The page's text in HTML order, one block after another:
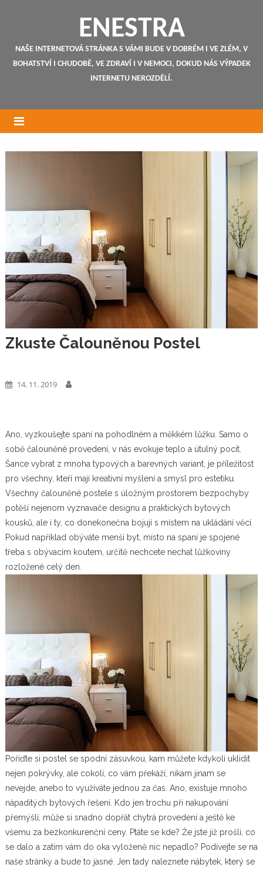
ENESTRA
NAŠE INTERNETOVÁ STRÁNKA S VÁMI BUDE V DOBRÉM I VE ZLÉM, V
BOHATSTVÍ I CHUDOBĚ, VE ZDRAVÍ I V NEMOCI, DOKUD NÁS VÝPADEK
INTERNETU NEROZDĚLÍ.
Zkuste Čalouněnou Postel
14. 11. 2019
Ano, vyzkoušejte spaní na pohodlném a měkkém lůžku. Samo o
sobě čalouněné provedení, v nás evokuje teplo a útulný pocit.
Šance vybrat z mnoha typových a barevných variant, je příležitost
pro všechny, kteří mají kreativní myšlení a smysl pro estetiku.
Všechny čalouněné postele s úložným prostorem bezpochyby
potěší nejenom vyznavače designu a praktických bytových
kousků, ale i ty, co donekonečna bojují s místem na ukládání věcí.
Pokud například obýváte menší byt, místo na spaní je spojené
třeba s obývacím koutem, určitě nechcete nechat lůžkoviny
rozložené celý den.
Pořiďte si postel se spodní zásuvkou, kam můžete kdykoli uklidit
nejen pokrývky, ale cokoli, co vám překáží, nikam jinam se
nevejde, anebo to využíváte jednou za čas. Ano, existuje mnoho
nápaditých bytových řešení. Kdo jen trochu při nakupování
přemýšlí, může si snadno dopřát chytrá provedení a ještě ke
všemu za bezkonkurenční ceny. Ptáte se kde? Že jste již prošli, co
se dalo a zatím vám do oka vyloženě nic nepadlo? Podívejte se na
naše stránky a bude to jasné. Jen tady naleznete nábytek, který se